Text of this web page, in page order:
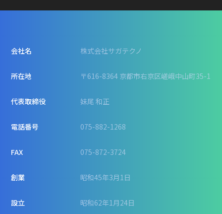
会社名 株式会社サガテクノ
所在地 〒616-8364 京都市右京区嵯峨中山町35-1
代表取締役 妹尾 和正
電話番号 075-882-1268
FAX 075-872-3724
創業 昭和45年3月1日
設立 昭和62年1月24日